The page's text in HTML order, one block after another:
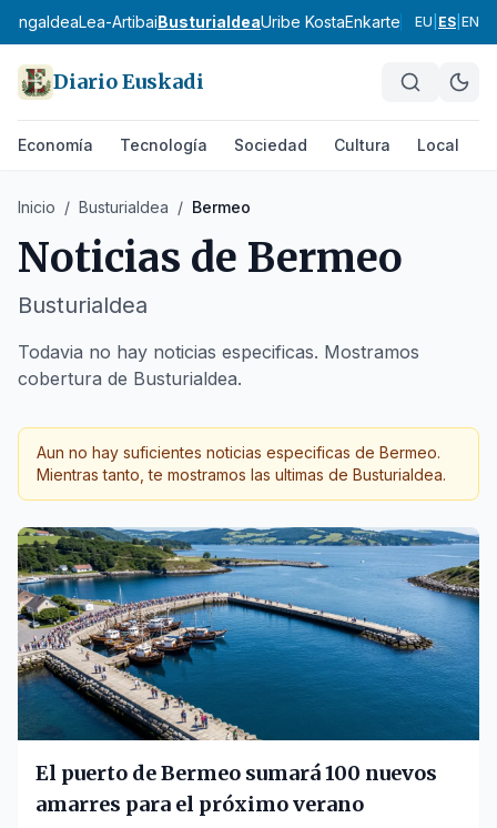
Lea-ArtibaiBusturialdeaUribe KostaEnkarterri Arratia-
EU ES EN
Diario Euskadi
Economía Tecnología Sociedad Cultura Local
Inicio / Busturialdea / Bermeo
Noticias de Bermeo
Busturialdea
Todavia no hay noticias especificas. Mostramos
cobertura de Busturialdea.
Aun no hay suficientes noticias especificas de Bermeo.
Mientras tanto, te mostramos las ultimas de Busturialdea.
El puerto de Bermeo sumará 100 nuevos
amarres para el próximo verano